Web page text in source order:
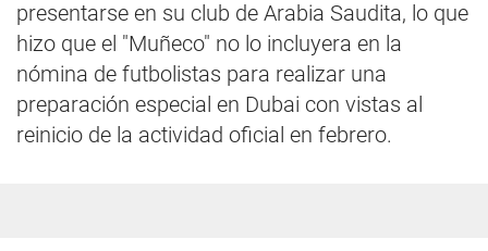
presentarse en su club de Arabia Saudita, lo que
hizo que el "Muñeco" no lo incluyera en la
nómina de futbolistas para realizar una
preparación especial en Dubai con vistas al
reinicio de la actividad oficial en febrero.